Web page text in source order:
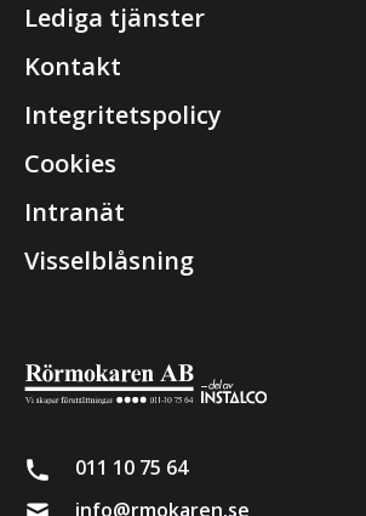
011 10 75 64
info@rmokaren.se
Lediga tjänster
Kontakt
Integritetspolicy
Cookies
Intranät
Visselblåsning